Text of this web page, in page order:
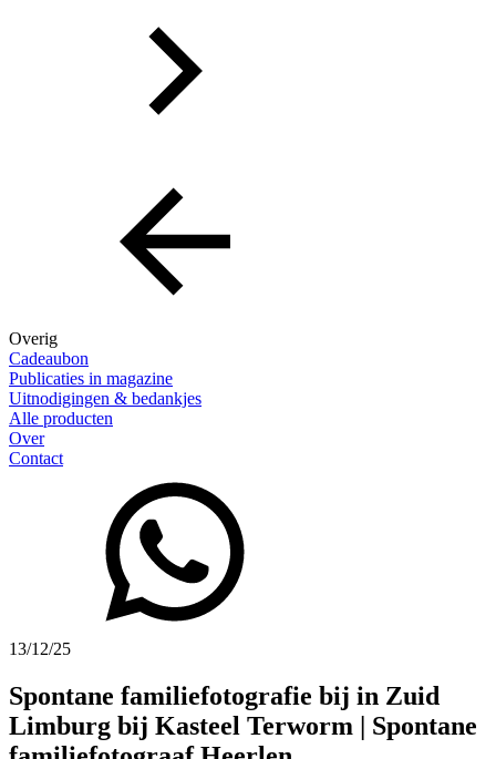
Overig
Cadeaubon
Publicaties in magazine
Uitnodigingen & bedankjes
Alle producten
Over
Contact
13/12/25
Spontane familiefotografie bij in Zuid
Limburg bij Kasteel Terworm | Spontane